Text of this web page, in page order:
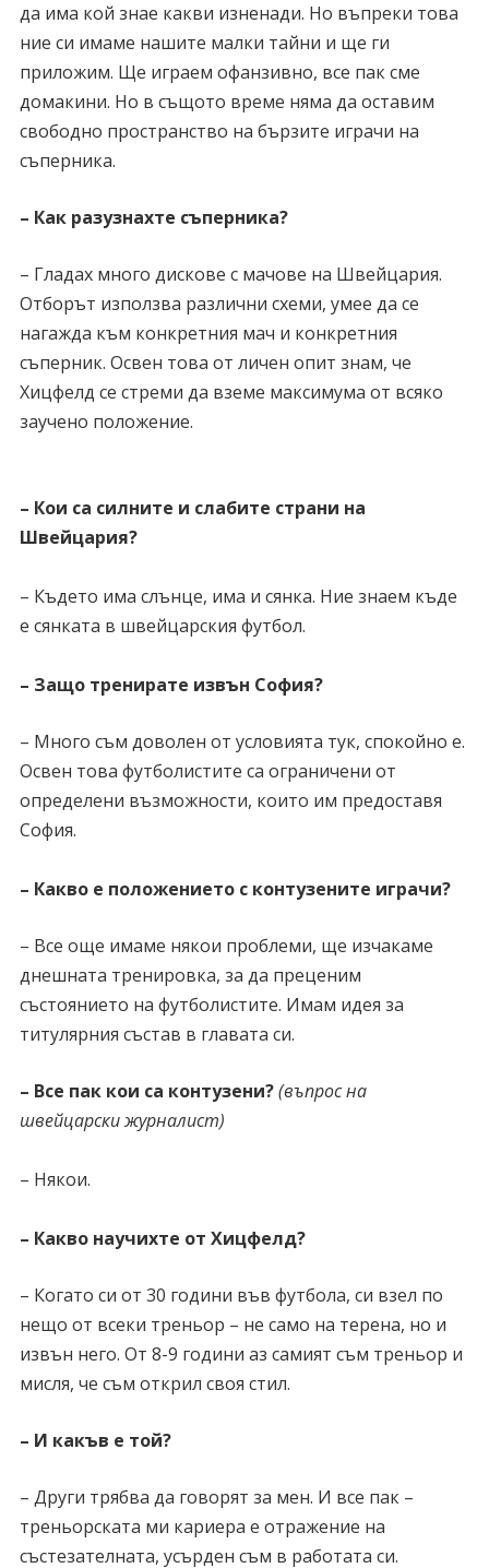
да има кой знае какви изненади. Но въпреки това
ние си имаме нашите малки тайни и ще ги
приложим. Ще играем офанзивно, все пак сме
домакини. Но в същото време няма да оставим
свободно пространство на бързите играчи на
съперника.
– Как разузнахте съперника?
– Гладах много дискове с мачове на Швейцария.
Отборът използва различни схеми, умее да се
нагажда към конкретния мач и конкретния
съперник. Освен това от личен опит знам, че
Хицфелд се стреми да вземе максимума от всяко
заучено положение.
– Кои са силните и слабите страни на
Швейцария?
– Където има слънце, има и сянка. Ние знаем къде
е сянката в швейцарския футбол.
– Защо тренирате извън София?
– Много съм доволен от условията тук, спокойно е.
Освен това футболистите са ограничени от
определени възможности, които им предоставя
София.
– Какво е положението с контузените играчи?
– Все още имаме някои проблеми, ще изчакаме
днешната тренировка, за да преценим
състоянието на футболистите. Имам идея за
титулярния състав в главата си.
– Все пак кои са контузени?(въпрос на
швейцарски журналист)
– Някои.
– Какво научихте от Хицфелд?
– Когато си от 30 години във футбола, си взел по
нещо от всеки треньор – не само на терена, но и
извън него. От 8-9 години аз самият съм треньор и
мисля, че съм открил своя стил.
– И какъв е той?
– Други трябва да говорят за мен. И все пак –
треньорската ми кариера е отражение на
състезателната, усърден съм в работата си.